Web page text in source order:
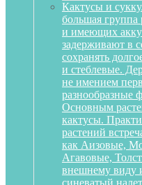
Кактусы и
большая группа
и имеющих
задерживают в
сохранять
и стеблевые.
не имением
разнообразные
Основным
кактусы.
растений
как Аизовые,
Агавовые,
внешнему виду
синеватый